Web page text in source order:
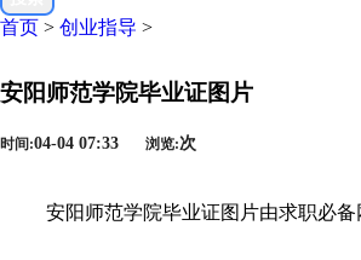
首页 > 创业指导 >
安阳师范学院毕业证图片
时间:04-04 07:33 浏览:次
安阳师范学院毕业证图片由求职必